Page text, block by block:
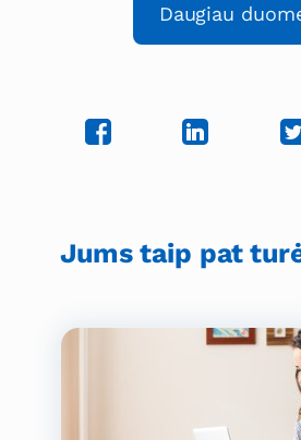
Daugiau
Jums taip pat